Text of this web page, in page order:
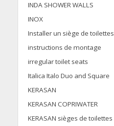
INDA SHOWER WALLS
INOX
Installer un siège de toilettes
instructions de montage
irregular toilet seats
Italica Italo Duo and Square
KERASAN
KERASAN COPRIWATER
KERASAN sièges de toilettes